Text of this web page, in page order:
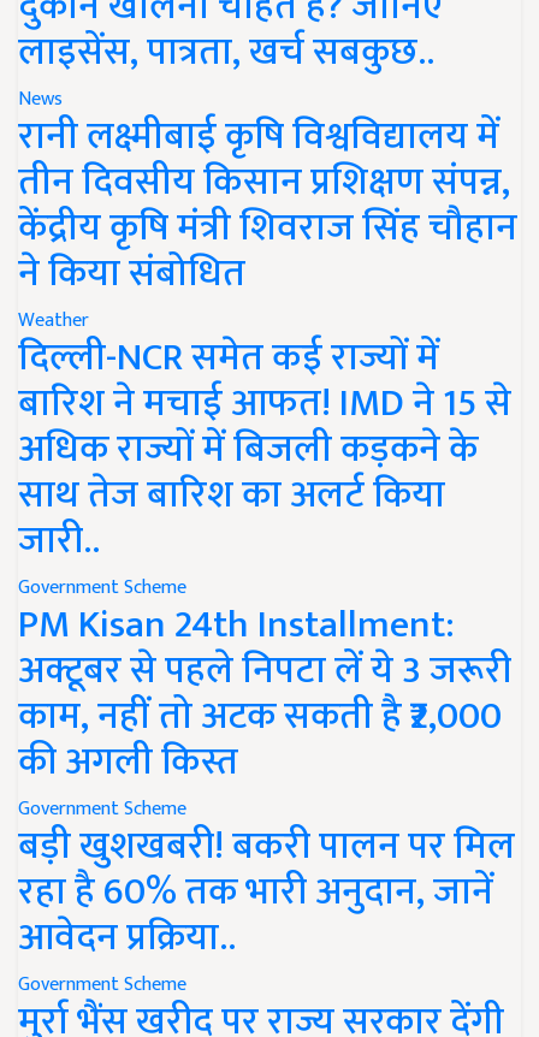
लाइसेंस, पात्रता, खर्च सबकुछ..
News
रानी लक्ष्मीबाई कृषि विश्वविद्यालय में
तीन दिवसीय किसान प्रशिक्षण संपन्न,
केंद्रीय कृषि मंत्री शिवराज सिंह चौहान
ने किया संबोधित
Weather
दिल्ली-NCR समेत कई राज्यों में
बारिश ने मचाई आफत! IMD ने 15 से
अधिक राज्यों में बिजली कड़कने के
साथ तेज बारिश का अलर्ट किया
जारी..
Government Scheme
PM Kisan 24th Installment:
अक्टूबर से पहले निपटा लें ये 3 जरूरी
काम, नहीं तो अटक सकती है ₹2,000
की अगली किस्त
Government Scheme
बड़ी खुशखबरी! बकरी पालन पर मिल
रहा है 60% तक भारी अनुदान, जानें
आवेदन प्रक्रिया..
Government Scheme
मुर्रा भैंस खरीद पर राज्य सरकार देंगी